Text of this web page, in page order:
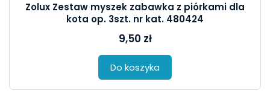
Zolux Zestaw myszek zabawka z piórkami dla
kota op. 3szt. nr kat. 480424
9,50 zł
Do koszyka